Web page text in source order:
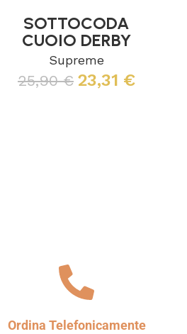
SOTTOCODA
CUOIO DERBY
Supreme
25,90€ 23,31 €
Ordina Telefonicamente